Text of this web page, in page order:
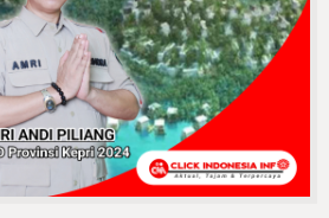
Terekam CCTV!
Pengurus Masjid
Alzayn 1
Tembilahan Kasih
Ultimatum
Sendal, Kasihan Kalau
Sampai Ke Sel